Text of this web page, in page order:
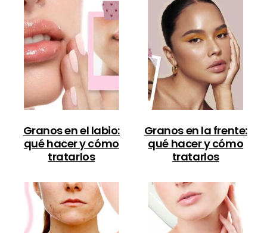
Granos en el labio:
qué hacer y cómo
tratarlos
Granos en la frente:
qué hacer y cómo
tratarlos